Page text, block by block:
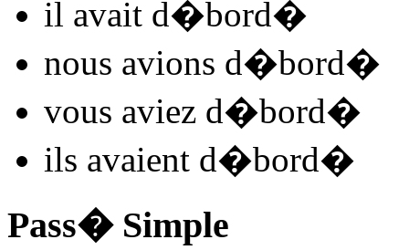
il avait d�bord�
nous avions d�bord�
vous aviez d�bord�
ils avaient d�bord�
Pass� Simple